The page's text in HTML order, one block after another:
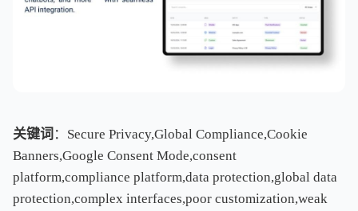
关键词 ：Secure Privacy,Global Compliance,Cookie
Banners,Google Consent Mode,consent
platform,compliance platform,data protection,global data
protection,complex interfaces,poor customization,weak